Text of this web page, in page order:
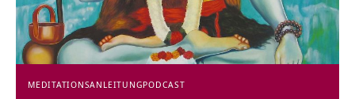
MEDITATIONSANLEITUNGPODCAST